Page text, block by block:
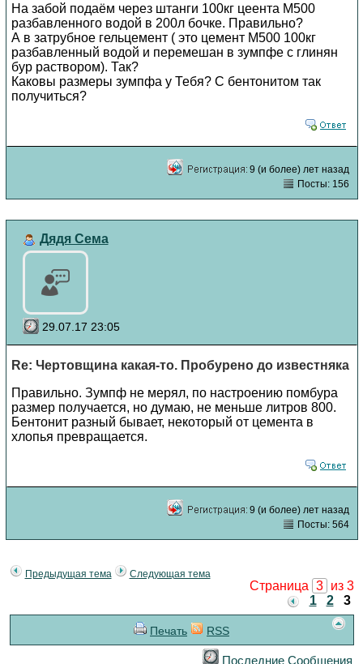
На забой подаём через штанги 100кг цеента М500
разбавленного водой в 200л бочке. Правильно?
А в затрубное гельцемент ( это цемент М500 100кг
разбавленный водой и перемешан в зумпфе с глинян
бур раствором). Так?
Каковы размеры зумпфа у Тебя? С бентонитом так
получиться?
9 (и более) лет назад
Посты: 156
Дядя Сема
29.07.17 23:05
Re: Чертовщина какая-то. Пробурено до известняка
Правильно. Зумпф не мерял, по настроению помбура
размер получается, но думаю, не меньше литров 800.
Бентонит разный бывает, некоторый от цемента в
хлопья превращается.
9 (и более) лет назад
Посты: 564
Предыдущая тема Следующая тема
Страница 3 из 3
1
2 3
Печать RSS
Последние Сообщения